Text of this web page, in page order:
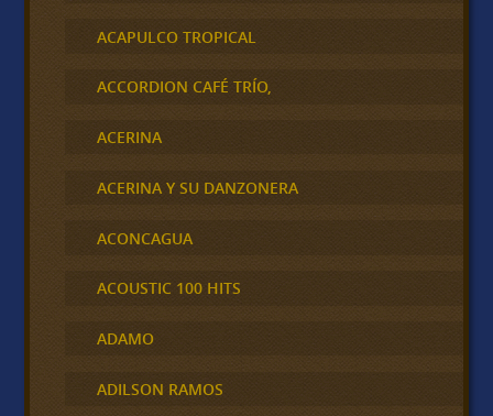
ACAPULCO TROPICAL
ACCORDION CAFÉ TRÍO,
ACERINA
ACERINA Y SU DANZONERA
ACONCAGUA
ACOUSTIC 100 HITS
ADAMO
ADILSON RAMOS